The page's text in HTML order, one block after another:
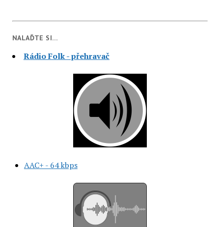
NALAĎTE SI…
Rádio Folk - přehravač
AAC+ - 64 kbps